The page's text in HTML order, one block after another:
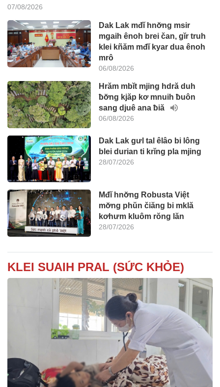
07/08/2026
Dak Lak mđĭ hnơ̆ng msir
mgaih ênoh brei čan, gĭr truh
klei kñăm mđĭ kyar dua ênoh
mrô
06/08/2026
Hrăm mbĭt mjing hdră duh
ƀơ̆ng kjăp kơ mnuih ƀuôn
sang djuê ana ƀiă
06/08/2026
Dak Lak gưl tal êlâo bi lông
blei durian ti krĭng pla mjing
28/07/2026
Mđĭ hnơ̆ng Robusta Việt
mơ̆ng phŭn čiăng bi mklă
kơhưm kluôm rŏng lăn
28/07/2026
KLEI SUAIH PRAL (SỨC KHỎE)